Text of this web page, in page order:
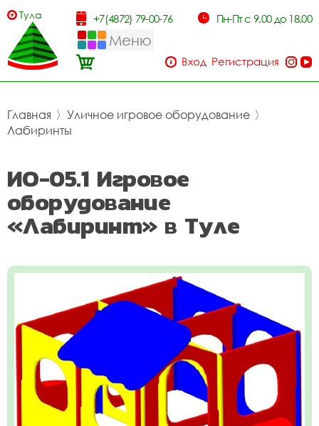
Тула +7(4872) 79-00-76 Пн-Пт с 9.00 до 18.00
Меню
Вход Регистрация
Главная 〉 Уличное игровое оборудование 〉
Лабиринты
ИО-05.1 Игровое
оборудование
«Лабиринт» в Туле